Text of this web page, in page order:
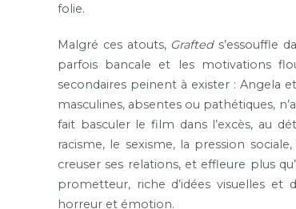
folie.
Malgré ces atouts, Grafteds’essouffle
parfois bancale et les motivations
secondaires peinent à exister : Angela
masculines, absentes ou pathétiques,
fait basculer le film dans l’excès, au
racisme, le sexisme, la pression
creuser ses relations, et effleure plus
prometteur, riche d’idées visuelles
horreur et émotion.